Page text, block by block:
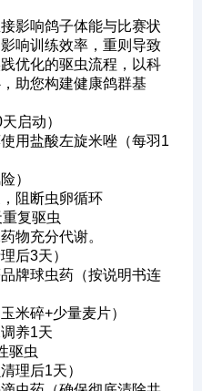
影响鸽子体能与比赛状
响训练效率，重则导致
优化的驱虫流程，以科
助您构建健康鸽群基
启动）
用盐酸左旋米唑（每羽1
）
阻断虫卵循环
复驱虫
物充分代谢。
后3天）
牌球虫药（按说明书连
米碎+少量麦片）
养1天
驱虫
理后1天）